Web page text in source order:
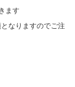
ます
なりますのでご注